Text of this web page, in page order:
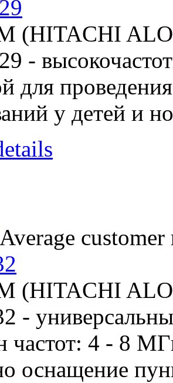
(HITACHI
-
для
у детей и
Average
(HITACHI
-
частот: 4 - 8
оснащение